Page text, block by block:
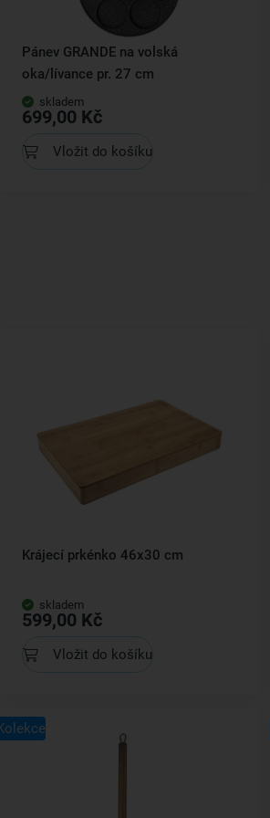
Pánev GRANDE na volská
oka/lívance pr. 27 cm
skladem
699,00 Kč
Vložit do košíku
Krájecí prkénko 46x30 cm
skladem
599,00 Kč
Vložit do košíku